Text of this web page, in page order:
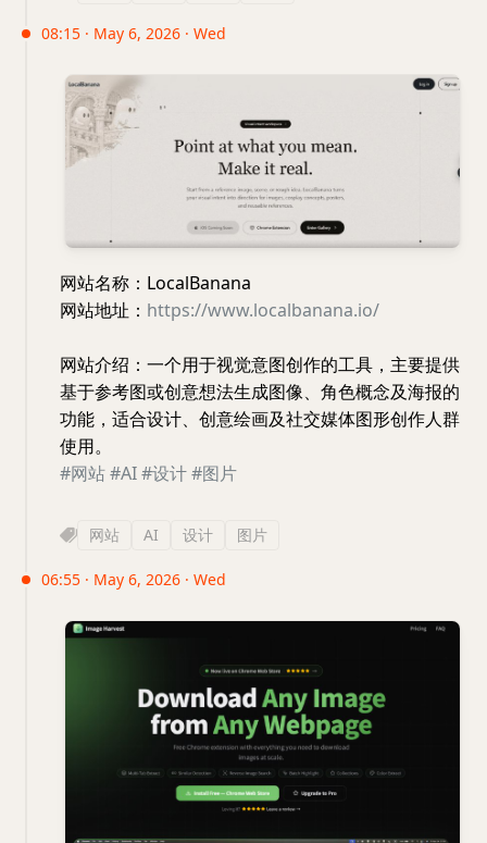
08:15 · May 6, 2026 · Wed
网站名称：LocalBanana
网站地址： https://www.localbanana.io/
网站介绍：一个用于视觉意图创作的工具，主要提供
基于参考图或创意想法生成图像、角色概念及海报的
功能，适合设计、创意绘画及社交媒体图形创作人群
使用。
#网站#AI#设计#图片
网站 AI 设计 图片
06:55 · May 6, 2026 · Wed